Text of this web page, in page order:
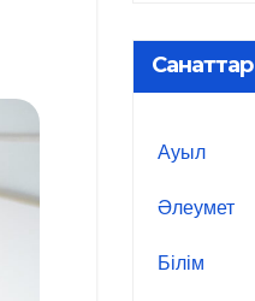
Санаттар
Ауыл
Әлеумет
Білім